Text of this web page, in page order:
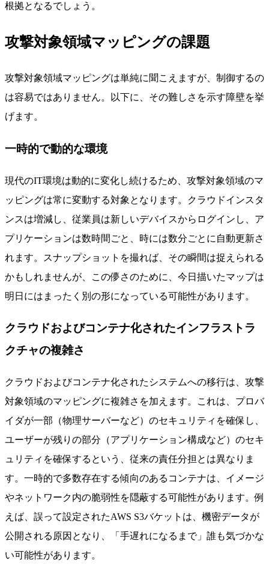
根拠となるでしょう。
攻撃対象領域マッピングの課題
攻撃対象領域マッピングは単純に聞こえますが、制御するの
は容易ではありません。以下に、その難しさを示す障壁を挙
げます。
一時的で動的な環境
現代のIT環境は動的に変化し続けるため、攻撃対象領域のマ
ッピングは常に変動する対象となります。クラウドインスタ
ンスは増減し、従業員は新しいデバイスからログインし、ア
プリケーションは数時間ごと、時には数分ごとに自動更新さ
れます。スナップショットを撮れば、その瞬間は捉えられる
かもしれませんが、この儚さのために、今日描いたマップは
明日にはまったく別の形になっている可能性があります。
クラウドおよびコンテナ化されたインフラストラ
クチャの複雑さ
クラウドおよびコンテナ化されたシステムへの移行は、攻撃
対象領域のマッピングに複雑さを加えます。これは、プロバ
イダが一部（物理サーバーなど）のセキュリティを確保し、
ユーザーが残りの部分（アプリケーション構成など）のセキ
ュリティを確保するという、従来の責任分担とは異なりま
す。一時的で多数存在する傾向のあるコンテナは、イメージ
やネットワーク内の脆弱性を隠蔽する可能性があります。例
えば、誤って設定されたAWS S3バケットは、機密データが
公開される原因となり、「手遅れになるまで」誰も気づかな
い可能性があります。